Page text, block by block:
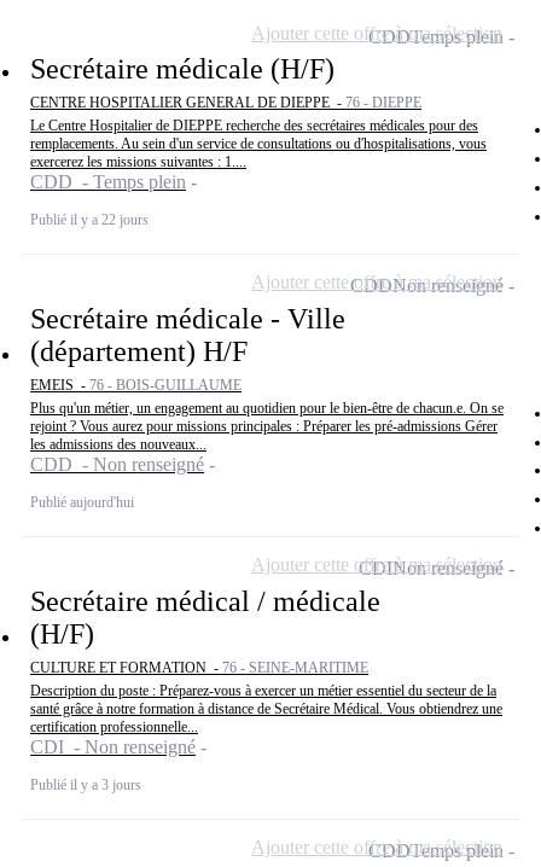
Secrétaire médicale (H/F)
CENTRE HOSPITALIER GENERAL DE DIEPPE - 76 - DIEPPE
Le Centre Hospitalier de DIEPPE recherche des secrétaires médicales pour des
remplacements. Au sein d'un service de consultations ou d'hospitalisations, vous
exercerez les missions suivantes : 1....
CDD - Temps plein
Publié il y a 22 jours
CDDTemps plein
Ajouter cette offre à ma sélection
Secrétaire médicale - Ville
(département) H/F
EMEIS - 76 - BOIS-GUILLAUME
Plus qu'un métier, un engagement au quotidien pour le bien-être de chacun.e. On se
rejoint ? Vous aurez pour missions principales : Préparer les pré-admissions Gérer
les admissions des nouveaux...
CDD - Non renseigné
Publié aujourd'hui
CDDNon renseigné
Ajouter cette offre à ma sélection
Secrétaire médical / médicale
(H/F)
CULTURE ET FORMATION - 76 - SEINE-MARITIME
Description du poste : Préparez-vous à exercer un métier essentiel du secteur de la
santé grâce à notre formation à distance de Secrétaire Médical. Vous obtiendrez une
certification professionnelle...
CDI - Non renseigné
Publié il y a 3 jours
CDINon renseigné
Ajouter cette offre à ma sélection
CDDTemps plein
Ajouter cette offre à ma sélection